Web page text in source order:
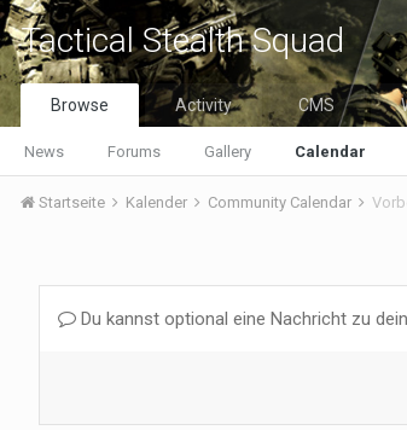
Tactical Stealth Squad
Browse
News Forums Gallery Calendar
Activity CMS
Startseite Kalender Community Calendar
Du kannst optional eine Nachricht zu